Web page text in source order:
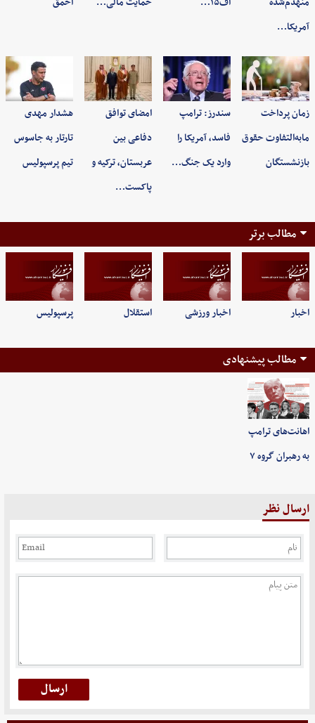
آمریکا…
زمان پرداخت
مابه‌التفاوت حقوق
بازنشستگان
سندرز: ترامپ
فاسد، آمریکا را
وارد یک جنگ…
امضای توافق
دفاعی بین
عربستان، ترکیه و
پاکست…
هشدار مهدی
تارتار به جاسوس
تیم پرسپولیس
مطالب برتر
اخبار اخبار ورزشی استقلال پرسپولیس
مطالب پیشنهادی
اهانت‌های ترامپ
به رهبران گروه ۷
ارسال نظر